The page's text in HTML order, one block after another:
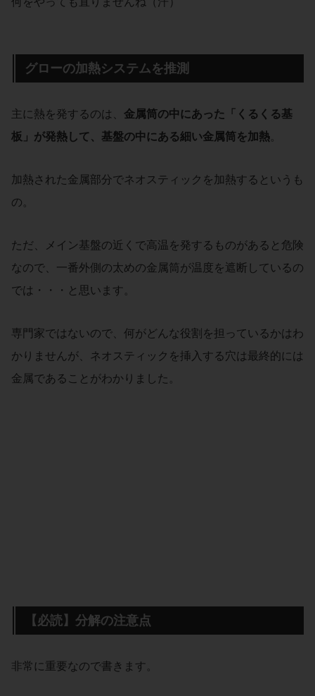
グローの加熱システムを推測
主に熱を発するのは、 金属筒の中にあった「くるくる基
板」が発熱して、基盤の中にある細い金属筒を加熱
加熱された金属部分でネオスティックを加熱するというも
の。
ただ、メイン基盤の近くで高温を発するものがあると危険
なので、一番外側の太めの金属筒が温度を遮断しているの
では・・・と思います。
専門家ではないので、何がどんな役割を担っているかはわ
かりませんが、ネオスティックを挿入する穴は最終的には
金属であることがわかりました。
【必読】分解の注意点
非常に重要なので書きます。